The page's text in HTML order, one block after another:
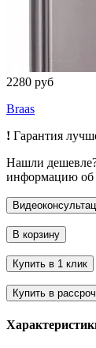
2280 руб
Braas
! Гарантия
Нашли
информацию об